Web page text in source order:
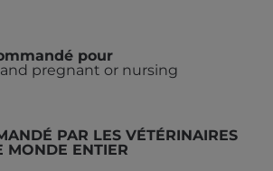
pour
pregnant or nursing
PAR LES VÉTÉRINAIRES
MONDE ENTIER